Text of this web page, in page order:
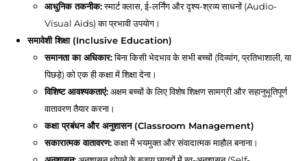
आधुनिक तकनीक:स्मार्ट क्लास, ई-लर्निंग और दृश्य-श्रव्य साधनों (Audio-
Visual Aids) का प्रभावी उपयोग।
समावेशी शिक्षा (Inclusive Education)
समानता का अधिकार:बिना किसी भेदभाव के सभी बच्चों (दिव्यांग, प्रतिभाशाली, या
पिछड़े) को एक ही कक्षा में शिक्षा देना।
विशिष्ट आवश्यकताएं:अक्षम बच्चों के लिए विशेष शिक्षण सामग्री और सहानुभूतिपूर्ण
वातावरण तैयार करना।
कक्षा प्रबंधन और अनुशासन (Classroom Management)
सकारात्मक वातावरण:कक्षा में भयमुक्त और संवादात्मक माहौल बनाना।